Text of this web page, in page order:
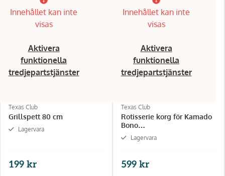
Innehållet kan inte
visas
Aktivera
funktionella
tredjepartstjänster
Texas Club
Grillspett 80 cm
Lagervara
199 kr
Innehållet kan inte
visas
Aktivera
funktionella
tredjepartstjänster
Texas Club
Rotisserie korg för Kamado
Bono
Media/Grande/Limited
Lagervara
599 kr